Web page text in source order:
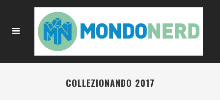
COLLEZIONANDO 2017